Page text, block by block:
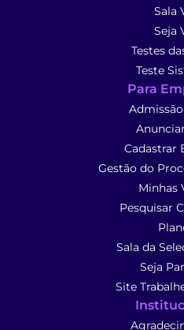
Sala
Seja
Testes
Teste
Para
Cadastrar
Gestão do
Minhas
Pesquisar
Sala da
Seja
Site